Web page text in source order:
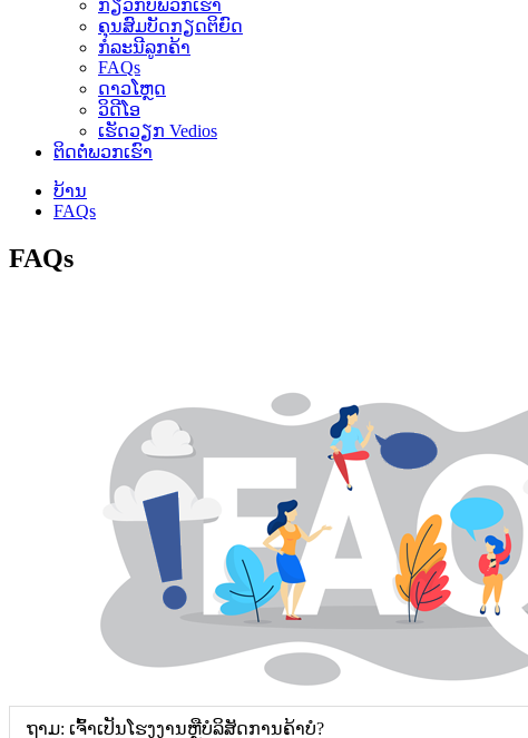
ກ່ຽວກັບພວກເຮົາ
ຄຸນສົມບັດກຽດຕິຍົດ
ກໍລະນີລູກຄ້າ
FAQs
ດາວໂຫຼດ
ວິດີໂອ
ເຮັດວຽກ Vedios
ຕິດຕໍ່ພວກເຮົາ
ບ້ານ
FAQs
FAQs
ຖາມ: ເຈົ້າເປັນໂຮງງານຫຼືບໍລິສັດການຄ້າບໍ?